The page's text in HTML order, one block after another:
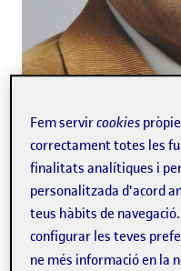
Antoni
Fem servircookies
correctament totes les
finalitats analítiques i
personalitzada d'acord
teus hàbits de
configurar les teves
ne més informació en la